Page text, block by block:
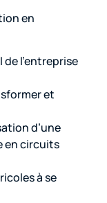
en
l’entreprise
et
d’une
en circuits
à se